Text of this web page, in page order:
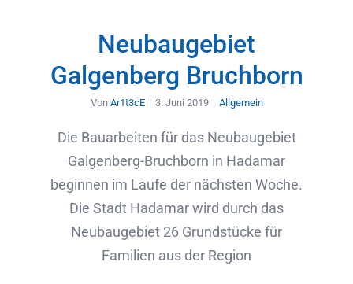
Neubaugebiet
Galgenberg Bruchborn
Von Ar1t3cE | 3. Juni 2019 | Allgemein
Die Bauarbeiten für das Neubaugebiet
Galgenberg-Bruchborn in Hadamar
beginnen im Laufe der nächsten Woche.
Die Stadt Hadamar wird durch das
Neubaugebiet 26 Grundstücke für
Familien aus der Region